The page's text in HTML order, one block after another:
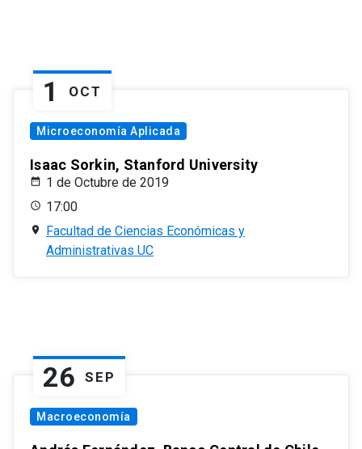
1 OCT
Microeconomía Aplicada
Isaac Sorkin, Stanford University
1 de Octubre de 2019
17:00
Facultad de Ciencias Económicas y
Administrativas UC
26 SEP
Macroeconomía